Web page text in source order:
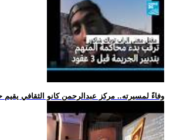
.. وفاءً لمسيرته.. مركز عبدالرحمن كانو الثقافي